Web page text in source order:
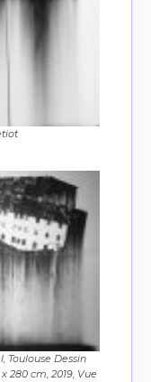
Toulouse Dessin
280 cm, 2019, Vue